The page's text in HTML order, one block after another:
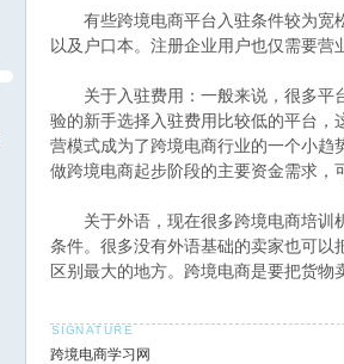
有些跨境电商平台入驻条件较为宽
以及户口本。注册企业用户也仅需要营
关于入驻费用：一般来说，很多
验的新手选择入驻费用比较低的平台，
营模式成为了跨境电商行业的一个小趋
做跨境电商起步阶段的主要资金需求，
关于外语，现在很多跨境电商培训
条件。很多没有外语基础的卖家也可以
区别最大的地方。跨境电商是要把货物
跨境电商学习网